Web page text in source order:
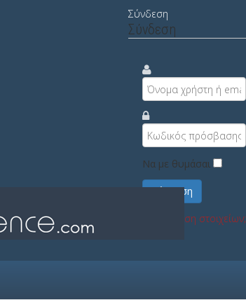
Σύνδεση
Σύνδεση
Να με θυμάσαι
Σύνδεση
Υπενθύμιση στοιχείων;